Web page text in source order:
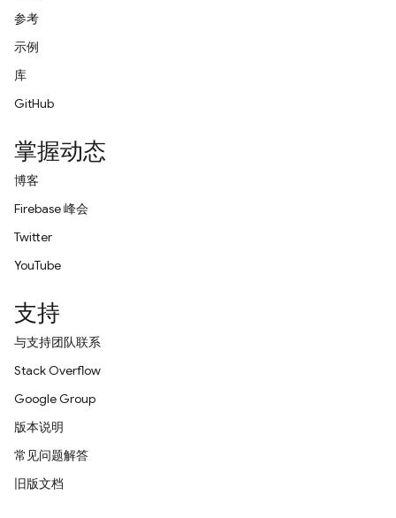
参考
示例
库
GitHub
掌握动态
博客
Firebase 峰会
Twitter
YouTube
支持
与支持团队联系
Stack Overflow
Google Group
版本说明
常见问题解答
旧版文档